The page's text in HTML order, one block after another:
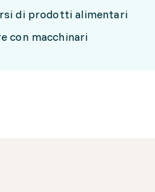
di prodotti alimentari
con macchinari